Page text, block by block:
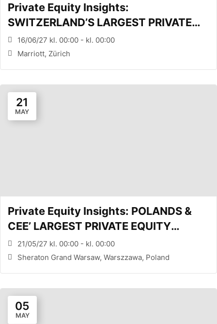
Private Equity Insights:
SWITZERLAND’S LARGEST PRIVATE
EQUITY CONFERENCE (Zürich, CH)
16/06/27 kl. 00:00 - kl. 00:00
Marriott, Zürich
21
MAY
Private Equity Insights: POLANDS &
CEE’ LARGEST PRIVATE EQUITY
CONFERENCE (WARSAW, PL)
21/05/27 kl. 00:00 - kl. 00:00
Sheraton Grand Warsaw, Warszzawa, Poland
05
MAY